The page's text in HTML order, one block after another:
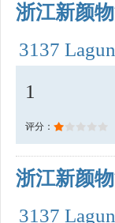
浙江新颜
3137
1
评分：
浙江新颜
3137